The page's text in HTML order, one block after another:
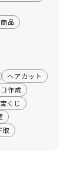
品
ヘアカット
作成
宝くじ
取